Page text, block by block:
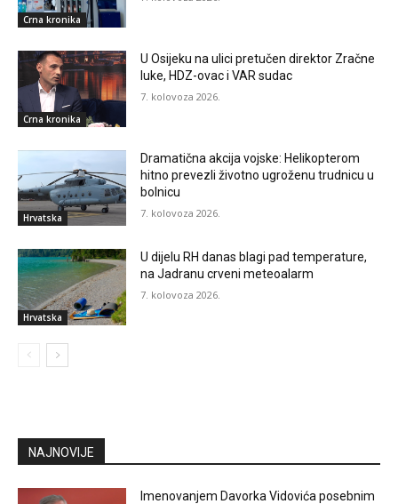
Crna kronika
Crna kronika
U Osijeku na ulici pretučen direktor Zračne
luke, HDZ-ovac i VAR sudac
7. kolovoza 2026.
Hrvatska
Dramatična akcija vojske: Helikopterom
hitno prevezli životno ugroženu trudnicu u
bolnicu
7. kolovoza 2026.
Hrvatska
U dijelu RH danas blagi pad temperature,
na Jadranu crveni meteoalarm
7. kolovoza 2026.
NAJNOVIJE
Imenovanjem Davorka Vidovića posebnim